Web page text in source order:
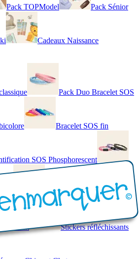
Pack TOPModel Pack Sénior
Cadeaux Naissance
Pack Duo Bracelet SOS
Bracelet SOS fin
SOS Phosphorescent
Bracelet Personnalisé en cuir
Enfant Stickers réfléchissants